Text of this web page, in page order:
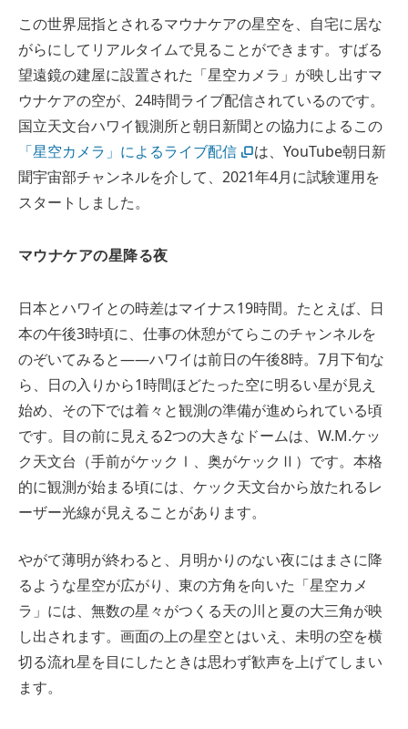
この世界屈指とされるマウナケアの星空を、自宅に居な
がらにしてリアルタイムで見ることができます。すばる
望遠鏡の建屋に設置された「星空カメラ」が映し出すマ
ウナケアの空が、24時間ライブ配信されているのです。
国立天文台ハワイ観測所と朝日新聞との協力によるこの
「星空カメラ」によるライブ配信
は、YouTube朝日新
聞宇宙部チャンネルを介して、2021年4月に試験運用を
スタートしました。
マウナケアの星降る夜
日本とハワイとの時差はマイナス19時間。たとえば、日
本の午後3時頃に、仕事の休憩がてらこのチャンネルを
のぞいてみると――ハワイは前日の午後8時。7月下旬な
ら、日の入りから1時間ほどたった空に明るい星が見え
始め、その下では着々と観測の準備が進められている頃
です。目の前に見える2つの大きなドームは、W.M.ケッ
ク天文台（手前がケックⅠ、奥がケックⅡ）です。本格
的に観測が始まる頃には、ケック天文台から放たれるレ
ーザー光線が見えることがあります。
やがて薄明が終わると、月明かりのない夜にはまさに降
るような星空が広がり、東の方角を向いた「星空カメ
ラ」には、無数の星々がつくる天の川と夏の大三角が映
し出されます。画面の上の星空とはいえ、未明の空を横
切る流れ星を目にしたときは思わず歓声を上げてしまい
ます。